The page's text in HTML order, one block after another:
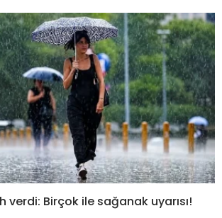
Birçok ile sağanak uyarısı!